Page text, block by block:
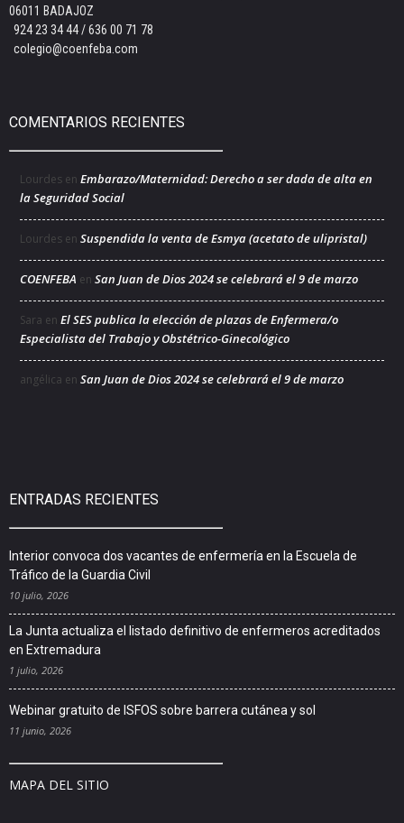
06011 BADAJOZ
924 23 34 44 / 636 00 71 78
colegio@coenfeba.com
COMENTARIOS RECIENTES
Lourdes en Embarazo/Maternidad: Derecho a ser dada de alta en
la Seguridad Social
Lourdes en Suspendida la venta de Esmya (acetato de ulipristal)
COENFEBA en San Juan de Dios 2024 se celebrará el 9 de marzo
Sara en El SES publica la elección de plazas de Enfermera/o
Especialista del Trabajo y Obstétrico-Ginecológico
angélica en San Juan de Dios 2024 se celebrará el 9 de marzo
ENTRADAS RECIENTES
Interior convoca dos vacantes de enfermería en la Escuela de
Tráfico de la Guardia Civil
10 julio, 2026
La Junta actualiza el listado definitivo de enfermeros acreditados
en Extremadura
1 julio, 2026
Webinar gratuito de ISFOS sobre barrera cutánea y sol
11 junio, 2026
MAPA DEL SITIO